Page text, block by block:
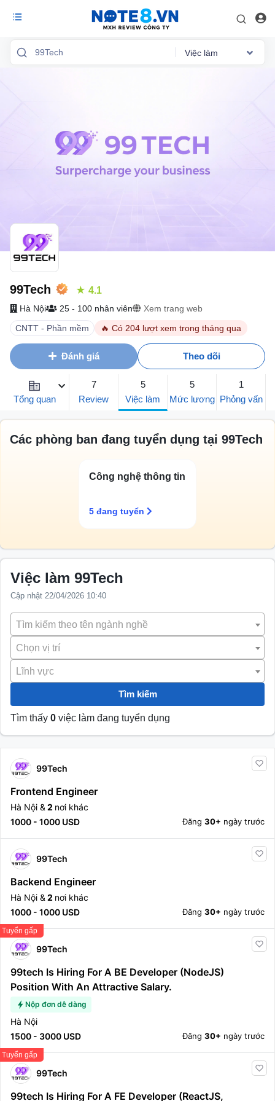
Việc làm
Mức lương
99Tech ★ 4.1
Hà Nội 25 - 100 nhân viên
Xem trang web
CNTT - Phần mềm
🔥 Có 204 lượt xem trong tháng qua
Đánh giá Theo dõi
Tổng quan
7
Review
5
Việc làm
5
Mức lương
1
Phỏng vấn
Các phòng ban đang tuyển dụng tại 99Tech
Công nghệ thông tin
5 đang tuyển
Việc làm 99Tech
Cập nhật 22/04/2026 10:40
Tìm kiếm theo tên ngành nghề
Chọn vị trí
Lĩnh vực
Tìm kiếm
Tìm thấy 0 việc làm đang tuyển dụng
99Tech
Frontend Engineer
Hà Nội & 2 nơi khác
1000 - 1000 USD
Đăng 30+ ngày trước
99Tech
Backend Engineer
Hà Nội & 2 nơi khác
1000 - 1000 USD
Đăng 30+ ngày trước
Tuyển gấp
99Tech
99tech Is Hiring For A BE Developer (NodeJS)
Position With An Attractive Salary.
Nộp đơn dễ dàng
Hà Nội
1500 - 3000 USD
Đăng 30+ ngày trước
Tuyển gấp
99Tech
99tech Is Hiring For A FE Developer (ReactJS,